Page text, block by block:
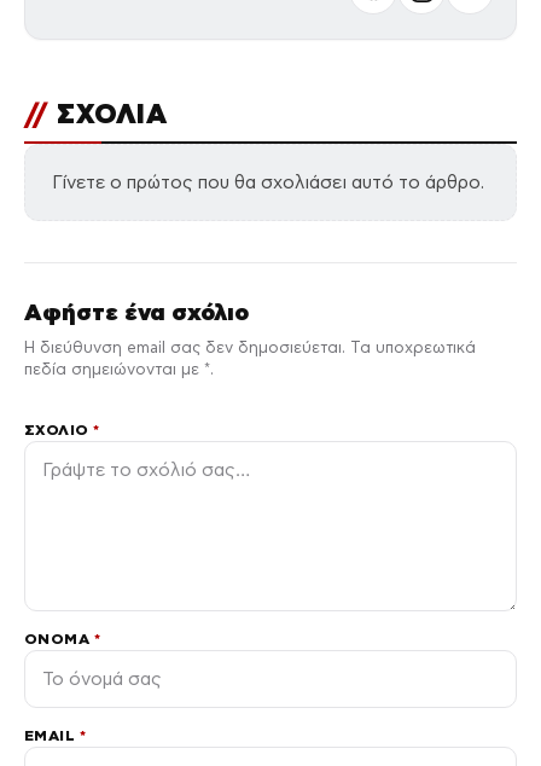
// ΣΧΟΛΙΑ
Γίνετε ο πρώτος που θα σχολιάσει αυτό το άρθρο.
Αφήστε ένα σχόλιο
Η διεύθυνση email σας δεν δημοσιεύεται. Τα υποχρεωτικά
πεδία σημειώνονται με *.
ΣΧΌΛΙΟ*
ΌΝΟΜΑ *
EMAIL *